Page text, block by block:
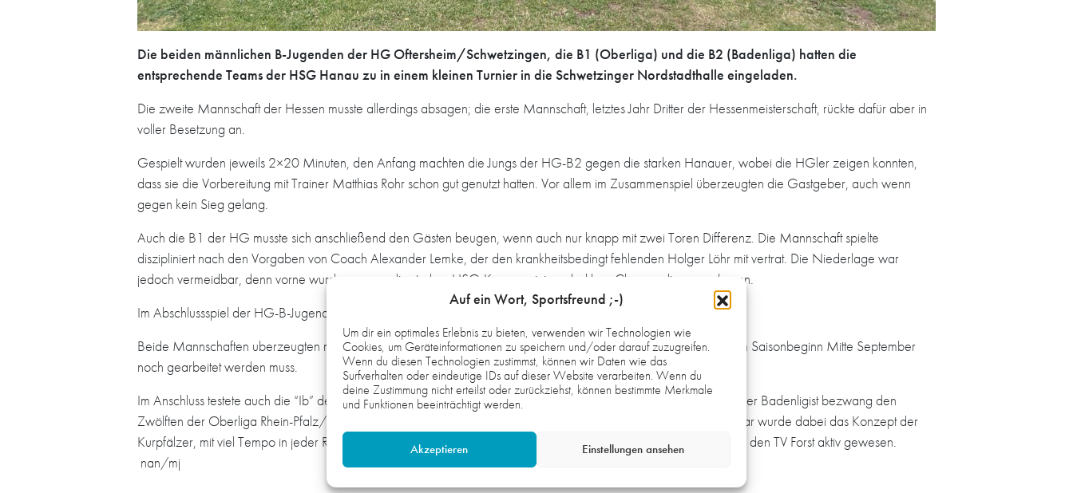
Auf ein Wort, Sportsfreund ;-)
Um dir ein optimales Erlebnis zu bieten, verwenden wir Technologien wie
Cookies, um Geräteinformationen zu speichern und/oder darauf zuzugreifen.
Wenn du diesen Technologien zustimmst, können wir Daten wie das
Surfverhalten oder eindeutige IDs auf dieser Website verarbeiten. Wenn du
deine Zustimmung nicht erteilst oder zurückziehst, können bestimmte Merkmale
und Funktionen beeinträchtigt werden.
Akzeptieren Einstellungen ansehen
Die beiden männlichen B-Jugenden der HG Oftersheim/Schwetzingen, die B1 (Oberliga) und die B2 (Badenliga) hatten die
entsprechende Teams der HSG Hanau zu in einem kleinen Turnier in die Schwetzinger Nordstadthalle eingeladen.
Die zweite Mannschaft der Hessen musste allerdings absagen; die erste Mannschaft, letztes Jahr Dritter der Hessenmeisterschaft, rückte dafür aber in
voller Besetzung an.
Gespielt wurden jeweils 2×20 Minuten, den Anfang machten die Jungs der HG-B2 gegen die starken Hanauer, wobei die HGler zeigen konnten,
dass sie die Vorbereitung mit Trainer Matthias Rohr schon gut genutzt hatten. Vor allem im Zusammenspiel überzeugten die Gastgeber, auch wenn
gegen kein Sieg gelang.
Auch die B1 der HG musste sich anschließend den Gästen beugen, wenn auch nur knapp mit zwei Toren Differenz. Die Mannschaft spielte
diszipliniert nach den Vorgaben von Coach Alexander Lemke, der den krankheitsbedingt fehlenden Holger Löhr mit vertrat. Die Niederlage war
jedoch vermeidbar, denn vorne wurden gegen die starken HSG-Keeper einige glasklare Chancen liegen gelassen.
Im Abschlussspiel der HG-B-Jugenden untereinander ging die B1 standesgemäß als Sieger vom Platz.
Beide Mannschaften uberzeugten mit vielen schönen Aktionen, zeigten den Trainern aber auch auf, woran bis zum Saisonbeginn Mitte September
noch gearbeitet werden muss.
Im Anschluss testete auch die “Ib” der Oftersheim/Schwetzinger Männer gegen die pfälzische HSG Eckbachtal. Der Badenligist bezwang den
Zwölften der Oberliga Rhein-Pfalz/Saar klar. Der Gegner steht allerdings noch am Anfang seiner Vorbereitung. Klar wurde dabei das Konzept der
Kurpfälzer, mit viel Tempo in jeder Richtung zu arbeiten. Bereits unter der Woche war die HG III erfolgreich gegen den TV Forst aktiv gewesen.
nan/mj